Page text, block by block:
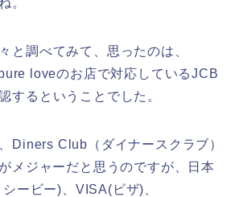
と調べてみて、思ったのは、
loveのお店で対応しているJCB
するということでした。
Diners Club（ダイナースクラブ）
メジャーだと思うのですが、日本
ービー)、VISA(ビザ)、